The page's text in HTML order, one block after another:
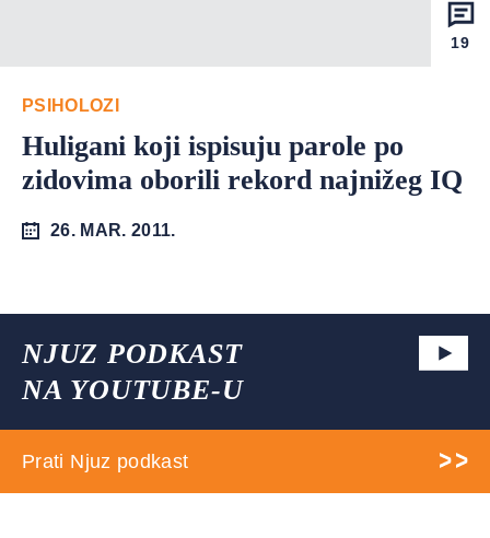
19
PSIHOLOZI
Huligani koji ispisuju parole po
zidovima oborili rekord najnižeg IQ
26. MAR. 2011.
NJUZ PODKAST
NA YOUTUBE-U
Prati Njuz podkast